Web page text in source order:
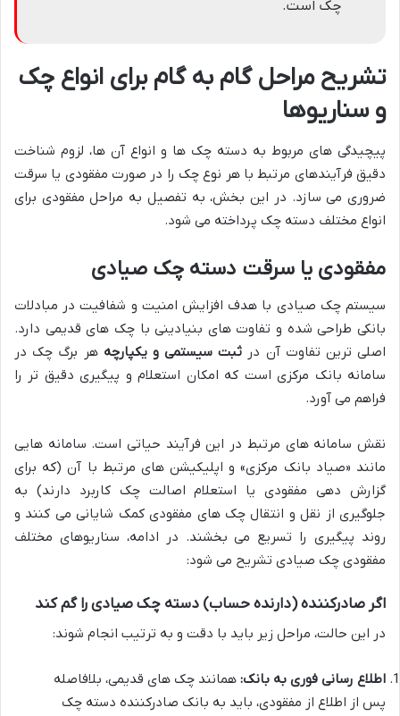
چک است.
تشریح مراحل گام به گام برای انواع چک
و سناریوها
پیچیدگی های مربوط به دسته چک ها و انواع آن ها، لزوم شناخت
دقیق فرآیندهای مرتبط با هر نوع چک را در صورت مفقودی یا سرقت
ضروری می سازد. در این بخش، به تفصیل به مراحل مفقودی برای
انواع مختلف دسته چک پرداخته می شود.
مفقودی یا سرقت دسته چک صیادی
سیستم چک صیادی با هدف افزایش امنیت و شفافیت در مبادلات
بانکی طراحی شده و تفاوت های بنیادینی با چک های قدیمی دارد.
اصلی ترین تفاوت آن در ثبت سیستمی و یکپارچه هر برگ چک در
سامانه بانک مرکزی است که امکان استعلام و پیگیری دقیق تر را
فراهم می آورد.
نقش سامانه های مرتبط در این فرآیند حیاتی است. سامانه هایی
مانند «صیاد بانک مرکزی» و اپلیکیشن های مرتبط با آن (که برای
گزارش دهی مفقودی یا استعلام اصالت چک کاربرد دارند) به
جلوگیری از نقل و انتقال چک های مفقودی کمک شایانی می کنند و
روند پیگیری را تسریع می بخشند. در ادامه، سناریوهای مختلف
مفقودی چک صیادی تشریح می شود:
اگر صادرکننده (دارنده حساب) دسته چک صیادی را گم کند
در این حالت، مراحل زیر باید با دقت و به ترتیب انجام شوند:
اطلاع رسانی فوری به بانک: همانند چک های قدیمی، بلافاصله
پس از اطلاع از مفقودی، باید به بانک صادرکننده دسته چک